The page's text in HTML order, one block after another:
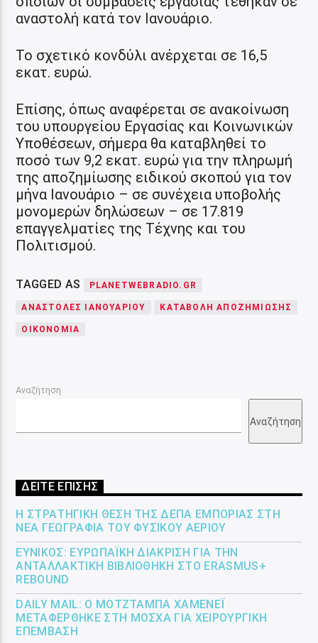
αναστολή κατά τον Ιανουάριο.
Το σχετικό κονδύλι ανέρχεται σε 16,5
εκατ. ευρώ.
Επίσης, όπως αναφέρεται σε ανακοίνωση
του υπουργείου Εργασίας και Κοινωνικών
Υποθέσεων, σήμερα θα καταβληθεί το
ποσό των 9,2 εκατ. ευρώ για την πληρωμή
της αποζημίωσης ειδικού σκοπού για τον
μήνα Ιανουάριο – σε συνέχεια υποβολής
μονομερών δηλώσεων – σε 17.819
επαγγελματίες της Τέχνης και του
Πολιτισμού.
TAGGED AS PLANETWEBRADIO.GR
ΑΝΑΣΤΟΛΕΣ ΙΑΝΟΥΑΡΙΟΥ ΚΑΤΑΒΟΛΗ ΑΠΟΖΗΜΙΩΣΗΣ
ΟΙΚΟΝΟΜΙΑ
Αναζήτηση
Αναζήτηση
ΔΕΙΤΕ ΕΠΙΣΗΣ
Η ΣΤΡΑΤΗΓΙΚΉ ΘΈΣΗ ΤΗΣ ΔΕΠΑ ΕΜΠΟΡΊΑΣ ΣΤΗ
ΝΈΑ ΓΕΩΓΡΑΦΊΑ ΤΟΥ ΦΥΣΙΚΟΎ ΑΕΡΊΟΥ
ΕΎΝΙΚΟΣ: ΕΥΡΩΠΑΪΚΉ ΔΙΆΚΡΙΣΗ ΓΙΑ ΤΗΝ
ΑΝΤΑΛΛΑΚΤΙΚΉ ΒΙΒΛΙΟΘΉΚΗ ΣΤΟ ERASMUS+
REBOUND
DAILY MAIL: Ο ΜΟΤΖΤΆΜΠΑ ΧΑΜΕΝΕΪ́
ΜΕΤΑΦΈΡΘΗΚΕ ΣΤΗ ΜΌΣΧΑ ΓΙΑ ΧΕΙΡΟΥΡΓΙΚΉ
ΕΠΈΜΒΑΣΗ